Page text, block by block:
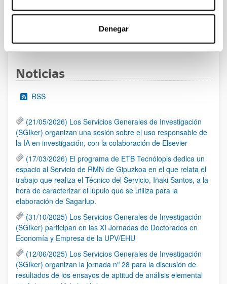
Denegar
Páginas intermedias Use TAB para desplazarse.
Páginas intermedias
Noticias
RSS
(21/05/2026) Los Servicios Generales de Investigación
(SGIker) organizan una sesión sobre el uso responsable de
la IA en investigación, con la colaboración de Elsevier
(17/03/2026) El programa de ETB Tecnólopis dedica un
espacio al Servicio de RMN de Gipuzkoa en el que relata el
trabajo que realiza el Técnico del Servicio, Iñaki Santos, a la
hora de caracterizar el lúpulo que se utiliza para la
elaboración de Sagarlup.
(31/10/2025) Los Servicios Generales de Investigación
(SGIker) participan en las XI Jornadas de Doctorados en
Economía y Empresa de la UPV/EHU
(12/06/2025) Los Servicios Generales de Investigación
(SGIker) organizan la jornada nº 28 para la discusión de
resultados de los ensayos de aptitud de análisis elemental